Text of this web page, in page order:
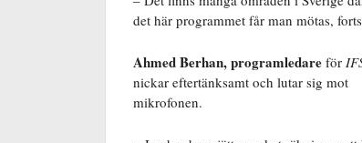
det här programmet får man mötas,
Ahmed Berhan, programledare för
nickar eftertänksamt och lutar sig mot
mikrofonen.